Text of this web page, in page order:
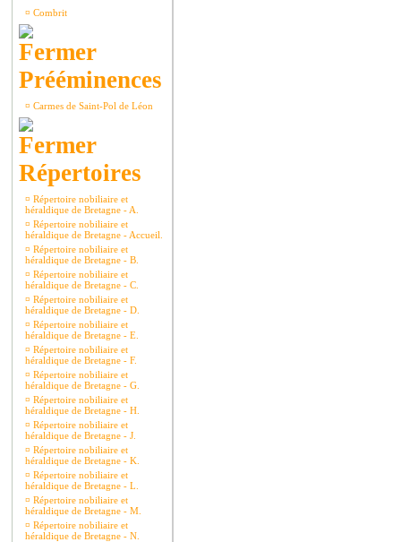
¤ Combrit
Prééminences
¤ Carmes de Saint-Pol de Léon
Répertoires
¤ Répertoire nobiliaire et
héraldique de Bretagne - A.
¤ Répertoire nobiliaire et
héraldique de Bretagne - Accueil.
¤ Répertoire nobiliaire et
héraldique de Bretagne - B.
¤ Répertoire nobiliaire et
héraldique de Bretagne - C.
¤ Répertoire nobiliaire et
héraldique de Bretagne - D.
¤ Répertoire nobiliaire et
héraldique de Bretagne - E.
¤ Répertoire nobiliaire et
héraldique de Bretagne - F.
¤ Répertoire nobiliaire et
héraldique de Bretagne - G.
¤ Répertoire nobiliaire et
héraldique de Bretagne - H.
¤ Répertoire nobiliaire et
héraldique de Bretagne - J.
¤ Répertoire nobiliaire et
héraldique de Bretagne - K.
¤ Répertoire nobiliaire et
héraldique de Bretagne - L.
¤ Répertoire nobiliaire et
héraldique de Bretagne - M.
¤ Répertoire nobiliaire et
héraldique de Bretagne - N.